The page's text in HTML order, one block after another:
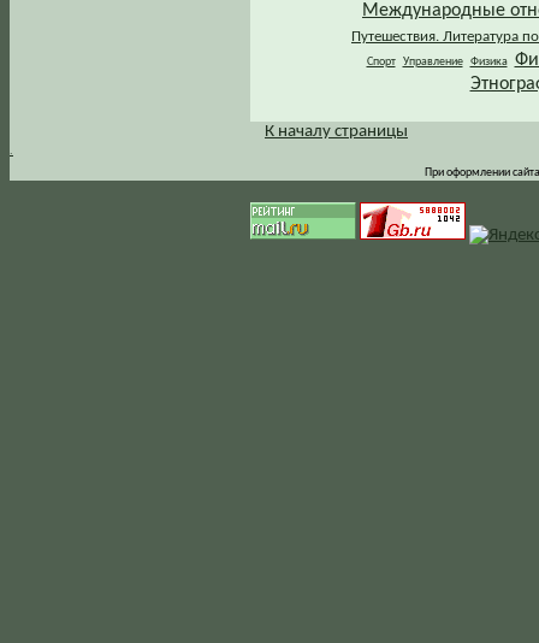
Международные
Путешествия. Литература
Спорт Управление Физика
.
К началу страницы
При оформлении